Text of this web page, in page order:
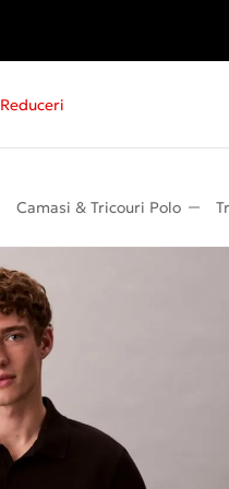
Reduceri
Camasi & Tricouri Polo